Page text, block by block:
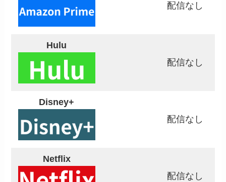
配信なし
Hulu
配信なし
Disney+
配信なし
Netflix
配信なし